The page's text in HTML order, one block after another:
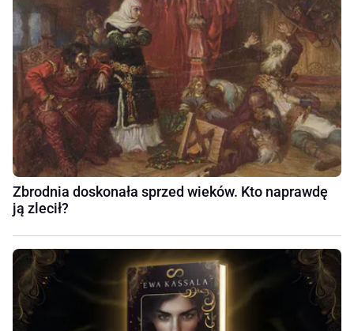
Zbrodnia doskonała sprzed wieków. Kto naprawdę
ją zlecił?